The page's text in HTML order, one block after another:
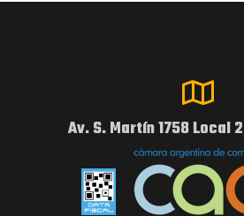
Av. S. Martín 1758 Local